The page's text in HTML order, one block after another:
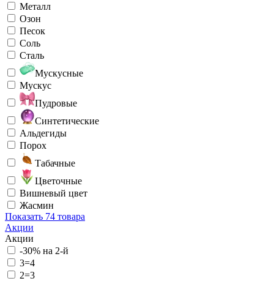
Металл
Озон
Песок
Соль
Сталь
Мускусные
Мускус
Пудровые
Синтетические
Альдегиды
Порох
Табачные
Цветочные
Вишневый цвет
Жасмин
Показать 74 товара
Акции
Акции
-30% на 2-й
3=4
2=3